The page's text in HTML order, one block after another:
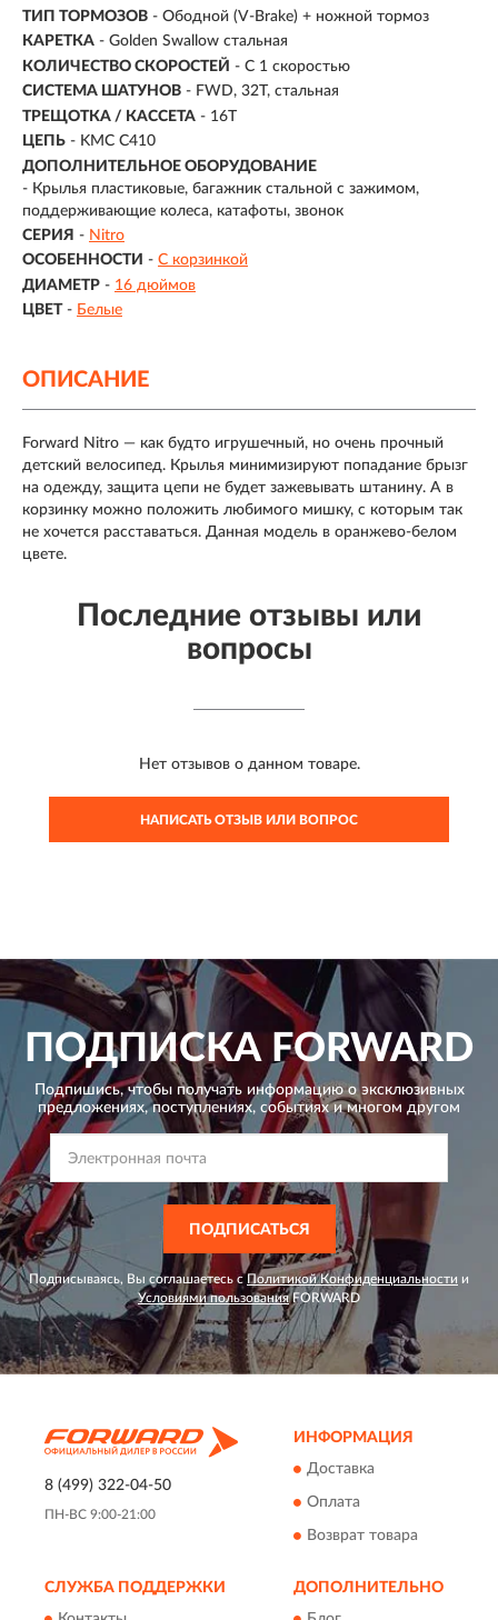
ТИП ТОРМОЗОВ - Ободной (V-Brake) + ножной тормоз
КАРЕТКА - Golden Swallow стальная
КОЛИЧЕСТВО СКОРОСТЕЙ - С 1 скоростью
СИСТЕМА ШАТУНОВ - FWD, 32T, cтальная
ТРЕЩОТКА / КАССЕТА - 16T
ЦЕПЬ - KMC C410
ДОПОЛНИТЕЛЬНОЕ ОБОРУДОВАНИЕ
- Крылья пластиковые, багажник стальной с зажимом,
поддерживающие колеса, катафоты, звонок
СЕРИЯ - Nitro
ОСОБЕННОСТИ - С корзинкой
ДИАМЕТР - 16 дюймов
ЦВЕТ - Белые
ОПИСАНИЕ
Forward Nitro — как будто игрушечный, но очень прочный
детский велосипед. Крылья минимизируют попадание брызг
на одежду, защита цепи не будет зажевывать штанину. А в
корзинку можно положить любимого мишку, с которым так
не хочется расставаться. Данная модель в оранжево-белом
цвете.
Последние отзывы или
вопросы
Нет отзывов о данном товаре.
НАПИСАТЬ ОТЗЫВ ИЛИ ВОПРОС
ПОДПИСКАFORWARD
Подпишись, чтобы получать информацию о эксклюзивных
предложениях,поступлениях, событиях и многом другом
ПОДПИСАТЬСЯ
Подписываясь, Вы соглашаетесь с Политикой Конфиденциальности и
Условиями пользованияFORWARD
8 (499) 322-04-50
ПН-ВС 9:00-21:00
ИНФОРМАЦИЯ
Доставка
Оплата
Возврат товара
СЛУЖБА ПОДДЕРЖКИ ДОПОЛНИТЕЛЬНО